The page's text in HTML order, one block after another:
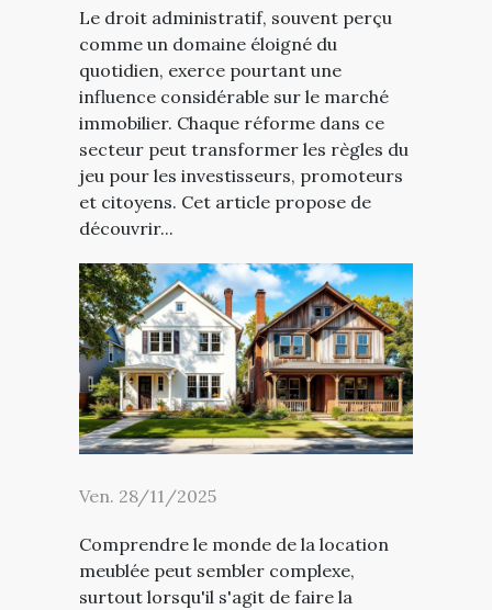
Le droit administratif, souvent perçu
comme un domaine éloigné du
quotidien, exerce pourtant une
influence considérable sur le marché
immobilier. Chaque réforme dans ce
secteur peut transformer les règles du
jeu pour les investisseurs, promoteurs
et citoyens. Cet article propose de
découvrir...
Ven. 28/11/2025
Comprendre le monde de la location
meublée peut sembler complexe,
surtout lorsqu'il s'agit de faire la